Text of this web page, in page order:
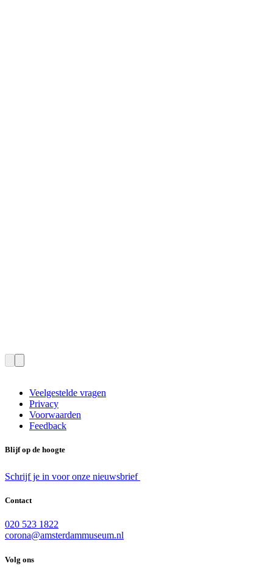
Veelgestelde vragen
Privacy
Voorwaarden
Feedback
Blijf op de hoogte
Schrijf je in voor onze nieuwsbrief
Contact
020 523 1822
corona@amsterdammuseum.nl
Volg ons